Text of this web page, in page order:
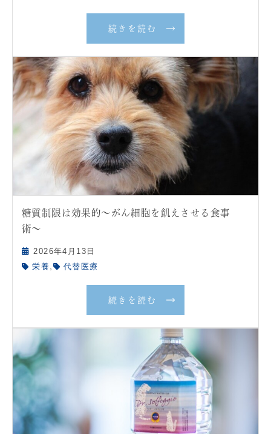
続きを読む
糖質制限は効果的〜がん細胞を飢えさせる食事
術〜
2026年4月13日
栄養
代替医療
続きを読む